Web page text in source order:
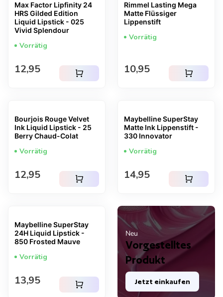
Neu
Vorgestelltes
Produkt
Jetzt einkaufen
Max Factor Lipfinity 24
HRS Gilded Edition
Liquid Lipstick - 025
Vivid Splendour
Vorrätig
Regulärer Preis
12,95 shopping_cart
Rimmel Lasting Mega
Matte Flüssiger
Lippenstift
Vorrätig
Regulärer Preis
10,95 shopping_cart
Bourjois Rouge Velvet
Ink Liquid Lipstick - 25
Berry Chaud-Colat
Vorrätig
Regulärer Preis
12,95 shopping_cart
Maybelline SuperStay
Matte Ink Lippenstift -
330 Innovator
Vorrätig
Regulärer Preis
14,95 shopping_cart
Maybelline SuperStay
24H Liquid Lipstick -
850 Frosted Mauve
Vorrätig
Regulärer Preis
13,95 shopping_cart